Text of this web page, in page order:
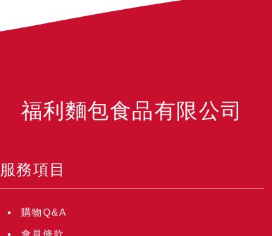
福利麵包食品有限公司
服務項目
購物Q&A